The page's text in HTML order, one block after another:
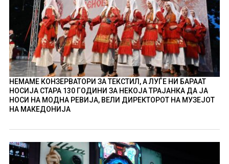
НЕМАМЕ КОНЗЕРВАТОРИ ЗА ТЕКСТИЛ, А ЛУЃЕ НИ БАРААТ
НОСИЈА СТАРА 130 ГОДИНИ ЗА НЕКОЈА ТРАЈАНКА ДА ЈА
НОСИ НА МОДНА РЕВИЈА, ВЕЛИ ДИРЕКТОРОТ НА МУЗЕЈОТ
НА МАКЕДОНИЈА